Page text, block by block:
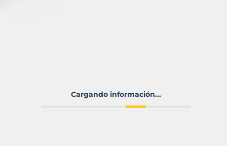
Cargando información...